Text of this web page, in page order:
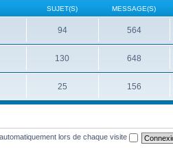
SUJET(S) MESSAGE(S)
94 564
130 648
25 156
lors de chaque visite